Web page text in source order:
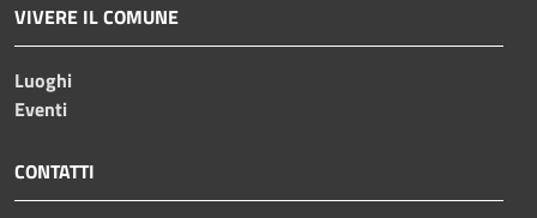
VIVERE IL COMUNE
Luoghi
Eventi
CONTATTI